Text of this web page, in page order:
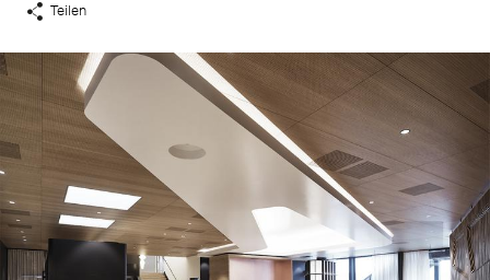
Teilen
Links
anzeigen